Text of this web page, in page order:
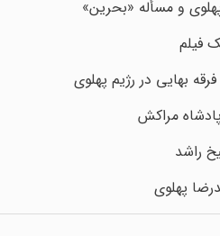
و مسأله «بحرین»
فیلم
بهایی در رژیم پهلوی
مراکش
راشد